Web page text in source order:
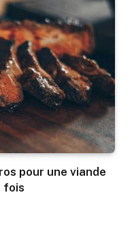
pour une viande
fois